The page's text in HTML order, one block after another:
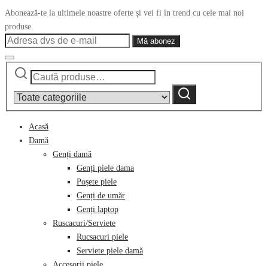
Abonează-te la ultimele noastre oferte și vei fi în trend cu cele mai noi
produse.
Caută
category:
Caută
Acasă
Damă
Genți damă
Genți piele dama
Poșete piele
Genți de umăr
Genți laptop
Ruscacuri/Serviete
Rucsacuri piele
Serviete piele damă